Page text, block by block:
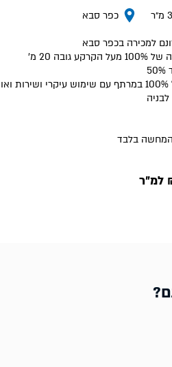
כפר סבא
גובה 20 מ'
לבניה
בלבד